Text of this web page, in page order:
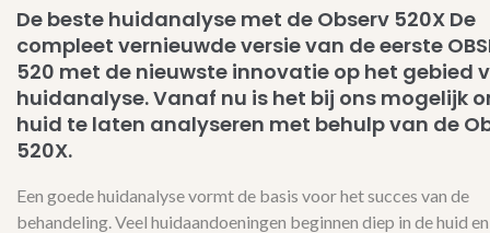
De beste huidanalyse met de Observ 520X De
compleet vernieuwde versie van de eerste
520 met de nieuwste innovatie op het gebied
huidanalyse. Vanaf nu is het bij ons mogelijk
huid te laten analyseren met behulp van de
520X.
Een goede huidanalyse vormt de basis voor het succes van de
behandeling. Veel huidaandoeningen beginnen diep in de huid